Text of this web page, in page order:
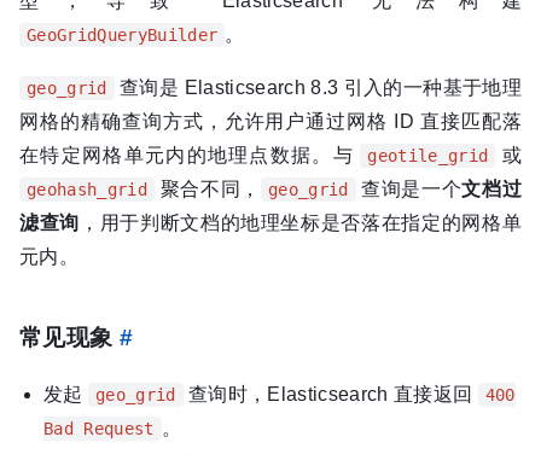
GeoGridQueryBuilder 。
geo_grid
查询是 Elasticsearch 8.3 引入的一种基于地理
网格的精确查询方式，允许用户通过网格 ID 直接匹配落
在特定网格单元内的地理点数据。与
geotile_grid 或
geohash_grid 聚合不同， geo_grid 查询是一个文档过
滤查询 ，用于判断文档的地理坐标是否落在指定的网格单
元内。
常见现象 #
发起 geo_grid 查询时，Elasticsearch 直接返回
400
Bad Request 。